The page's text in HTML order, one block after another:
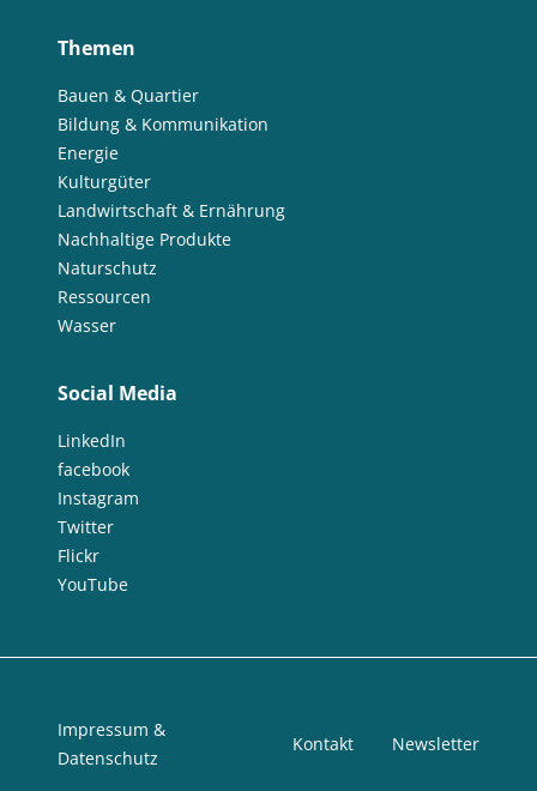
Themen
Bauen & Quartier
Bildung & Kommunikation
Energie
Kulturgüter
Landwirtschaft & Ernährung
Nachhaltige Produkte
Naturschutz
Ressourcen
Wasser
Social Media
LinkedIn
facebook
Instagram
Twitter
Flickr
YouTube
Impressum &
Datenschutz
Kontakt Newsletter